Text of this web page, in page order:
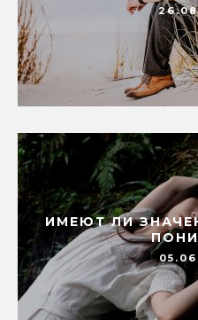
ИМЕЮТ ЛИ